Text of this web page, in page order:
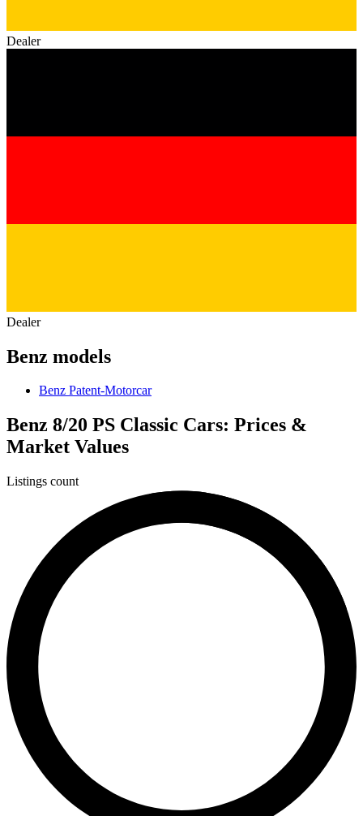
Dealer
Dealer
Benz models
Benz Patent-Motorcar
Benz 8/20 PS Classic Cars: Prices &
Market Values
Listings count